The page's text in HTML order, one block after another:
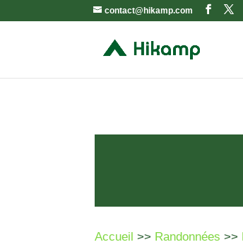
contact@hikamp.com
Accueil >> Randonnées >>